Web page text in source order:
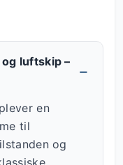
luftskip –
en
til
og